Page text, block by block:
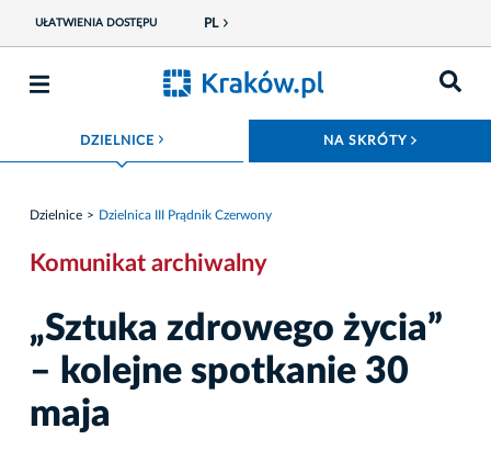
UŁATWIENIA DOSTĘPU PL
DZIELNICE ROZWIŃ MENU NA SKRÓTY
Dzielnice Dzielnica III Prądnik Czerwony
Komunikat archiwalny
„Sztuka zdrowego życia”
– kolejne spotkanie 30
maja